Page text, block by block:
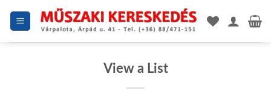
View a List